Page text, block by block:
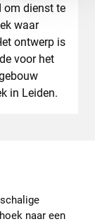
om dienst te
waar
ontwerp is
voor het
in Leiden.
naar een